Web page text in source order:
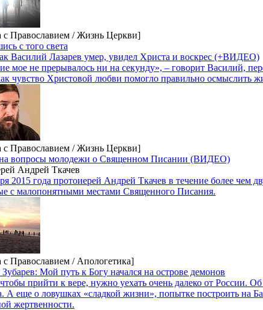
с Православием / Жизнь Церкви]
с того света
Василий Лазарев умер, увидел Христа и воскрес (+ВИДЕО)
мое не прерывалось ни на секунду», – говорит Василий,
чувство Христовой любви помогло правильно осмыслить
с Православием / Жизнь Церкви]
вопросы молодежи о Священном Писании (ВИДЕО)
Андрей Ткачев
2015 года протоиерей Андрей Ткачев в течение более чем
с малопонятными местами Священного Писания.
с Православием / Апологетика]
Мой путь к Богу начался на острове демонов
прийти к вере, нужно уехать очень далеко от России. Об
А еще о ловушках «сладкой жизни», попытке построить на
жертвенности.